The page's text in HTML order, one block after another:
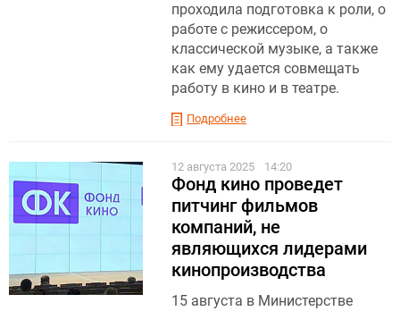
проходила подготовка к роли, о
работе с режиссером, о
классической музыке, а также
как ему удается совмещать
работу в кино и в театре.
Подробнее
12 августа 2025 14:20
Фонд кино проведет
питчинг фильмов
компаний, не
являющихся лидерами
кинопроизводства
15 августа в Министерстве